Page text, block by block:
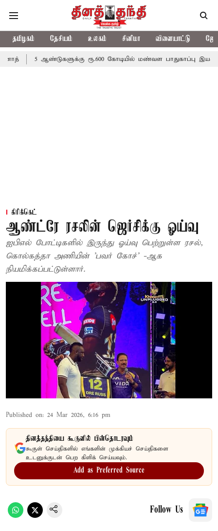
தமிழகம் தேசியம் உலகம் சினிமா விளையாட்டு
ரூ.600 கோடியில் மண்வள பாதுகாப்பு இயக்கம்
கிரிக்கெட்
ஆண்ட்ரே ரசலின் ஜெர்சிக்கு ஓய்வு
ஐபிஎல் போட்டிகளில் இருந்து ஓய்வு பெற்றுள்ள ரசல்,
கொல்கத்தா அணியின் 'பவர் கோச்' -ஆக
நியமிக்கப்பட்டுள்ளார்.
Published on: 24 Mar 2026, 6:16 pm
தினத்தந்தியை கூகுளில் பின்தொடரவும்
கூகுள் செய்திகளில் எங்களின் முக்கியச் செய்திகளை
உடனுக்குடன் பெற கிளிக் செய்யவும்.
Add as Preferred Source
Follow Us